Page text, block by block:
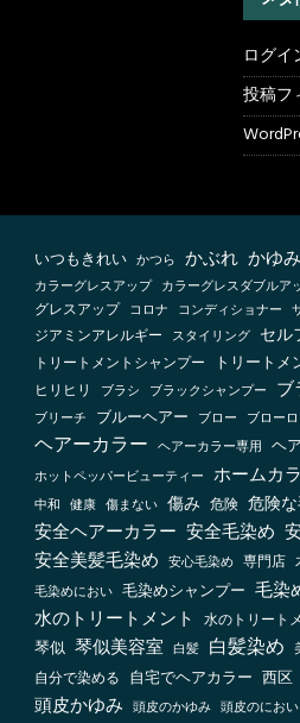
ログイ
投稿フ
いつもきれい かつら かぶれ かゆみ
カラーグレスアップ カラーグレスダブルア
グレスアップ コロナ コンディショナー
ジアミンアレルギー スタイリング セル
トリートメントシャンプー トリートメ
ヒリヒリ ブラシ ブラックシャンプー ブ
ブリーチ ブルーヘアー ブロー ブロー
ヘアーカラー ヘアーカラー専用 ヘ
ホットペッパービューティー ホームカ
中和 健康 傷まない 傷み 危険 危険
安全ヘアーカラー 安全毛染め
安全美髪毛染め 安心毛染め 専門店
毛染めにおい 毛染めシャンプー 毛染
水のトリートメント 水のトリート
琴似 琴似美容室 白髪 白髪染め
自分で染める 自宅でヘアカラー 西区
頭皮かゆみ 頭皮のかゆみ 頭皮のにおい